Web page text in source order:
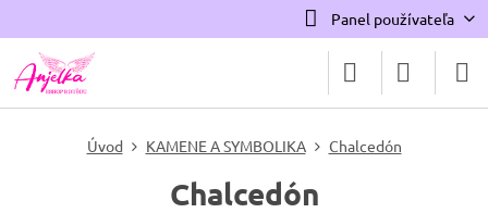
Panel používateľa
Úvod KAMENE A SYMBOLIKA Chalcedón
Chalcedón